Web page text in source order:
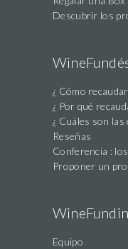
Descubrir los
¿ Cómo
¿ Por qué
¿ Cuáles son las
Reseñas
Conferencia :
Proponer un
Equipo